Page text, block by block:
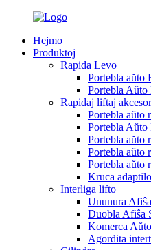
Hejmo
Produktoj
Rapida Levo
Portebla aŭto
Portebla
Rapidaj liftaj
Portebla aŭto
Portebla
Portebla aŭto
Portebla aŭto
Portebla aŭto
Kruca adaptilo
Interliga lifto
Ununura
Duobla Afiŝa
Komerca
Agordita